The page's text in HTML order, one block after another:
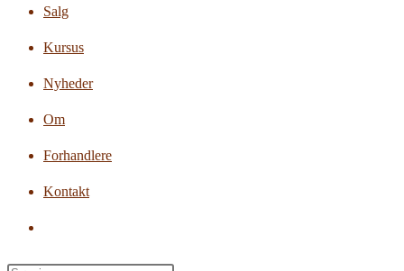
Salg
Kursus
Nyheder
Om
Forhandlere
Kontakt
website